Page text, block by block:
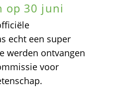
op 30 juni
echt een super
werden ontvangen
voor